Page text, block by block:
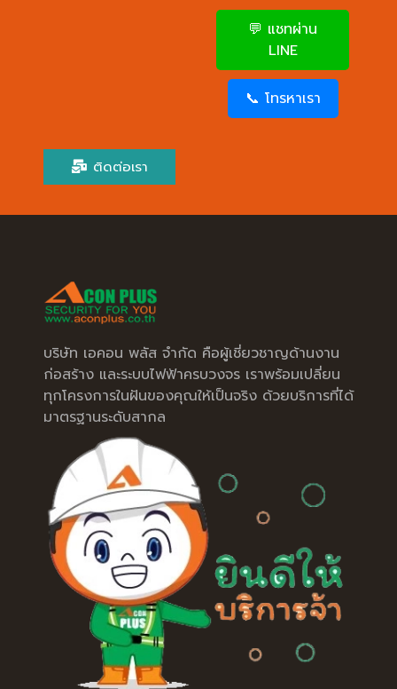
💬 แชทผ่าน
LINE
📞 โทรหาเรา
ติดต่อเรา
บริษัท เอคอน พลัส จำกัด คือผู้เชี่ยวชาญด้านงาน
ก่อสร้าง และระบบไฟฟ้าครบวงจร เราพร้อมเปลี่ยน
ทุกโครงการในฝันของคุณให้เป็นจริง ด้วยบริการที่ได้
มาตรฐานระดับสากล